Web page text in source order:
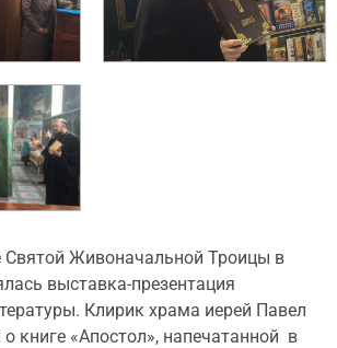
Святой Живоначальной Троицы в
выставка-презентация
Клирик храма иерей Павел
книге «Апостол», напечатанной в